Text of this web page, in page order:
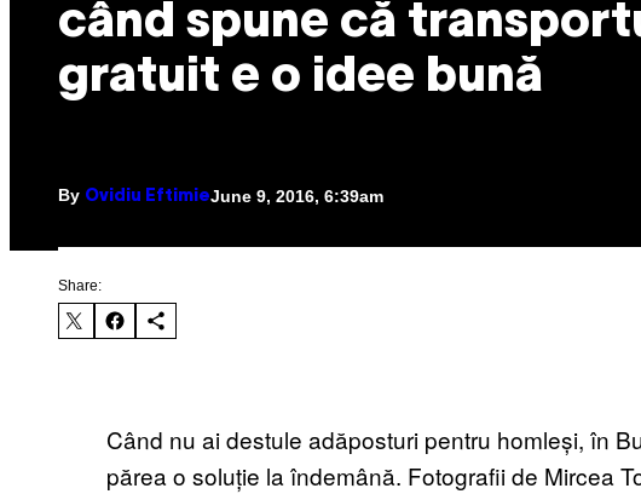
când spune că
gratuit e o idee bună
By Ovidiu EftimieJune 9, 2016, 6:39am
Share:
Când nu ai destule adăposturi pentru homleși, în
părea o soluție la îndemână. Fotografii de Mircea